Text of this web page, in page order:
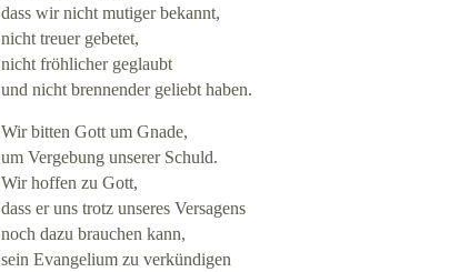
dass wir nicht mutiger bekannt,
nicht treuer gebetet,
nicht fröhlicher geglaubt
und nicht brennender geliebt haben.
Wir bitten Gott um Gnade,
um Vergebung unserer Schuld.
Wir hoffen zu Gott,
dass er uns trotz unseres Versagens
noch dazu brauchen kann,
sein Evangelium zu verkündigen